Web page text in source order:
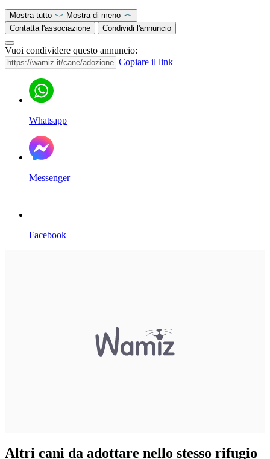
Mostra tutto
Mostra di meno
Contatta l'associazione
Condividi l'annuncio
Vuoi condividere questo annuncio:
Copiare il link
Whatsapp
Messenger
Facebook
Altri cani da adottare nello stesso rifugio